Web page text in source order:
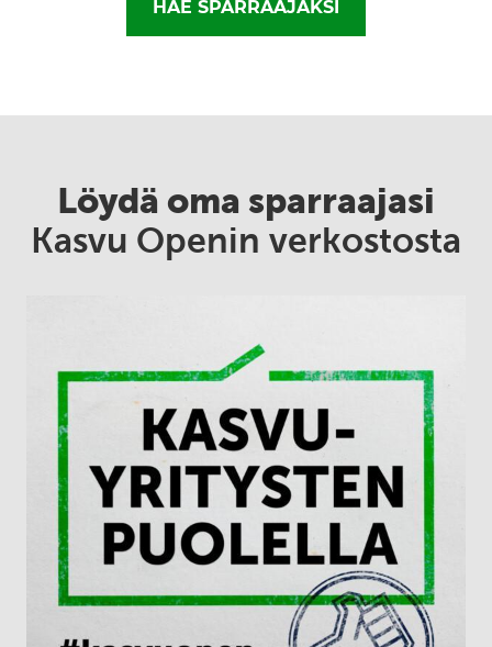
HAE SPARRAAJAKSI
Löydä oma sparraajasi
Kasvu Openin verkostosta